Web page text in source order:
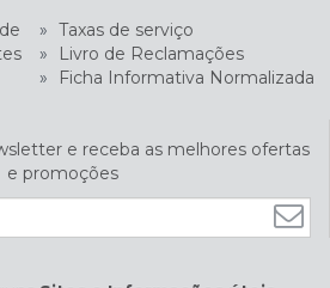
» Taxas de serviço
»
Livro de Reclamações
» Ficha Informativa Normalizada
e receba as melhores ofertas
e promoções